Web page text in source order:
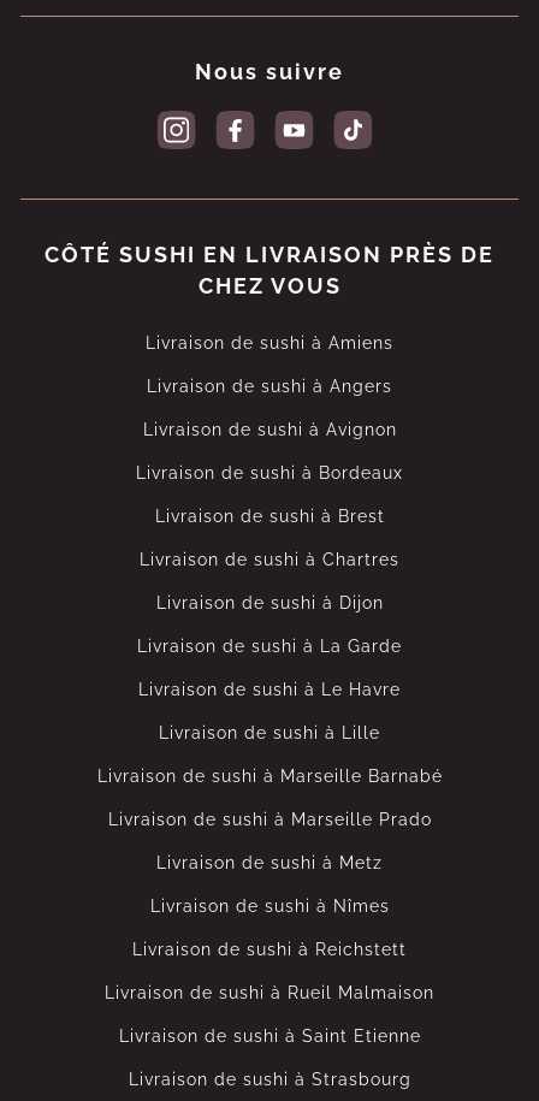
Nous suivre
CÔTÉ SUSHI EN LIVRAISON PRÈS DE
CHEZ VOUS
Livraison de sushi à Amiens
Livraison de sushi à Angers
Livraison de sushi à Avignon
Livraison de sushi à Bordeaux
Livraison de sushi à Brest
Livraison de sushi à Chartres
Livraison de sushi à Dijon
Livraison de sushi à La Garde
Livraison de sushi à Le Havre
Livraison de sushi à Lille
Livraison de sushi à Marseille Barnabé
Livraison de sushi à Marseille Prado
Livraison de sushi à Metz
Livraison de sushi à Nîmes
Livraison de sushi à Reichstett
Livraison de sushi à Rueil Malmaison
Livraison de sushi à Saint Etienne
Livraison de sushi à Strasbourg